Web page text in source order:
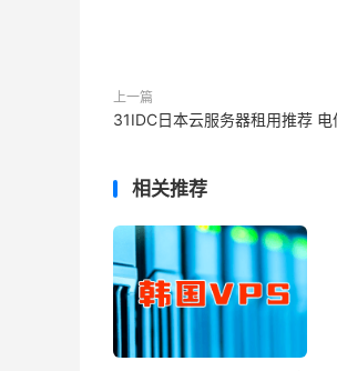
上一篇
31IDC日本云服务器租用推荐
相关推荐